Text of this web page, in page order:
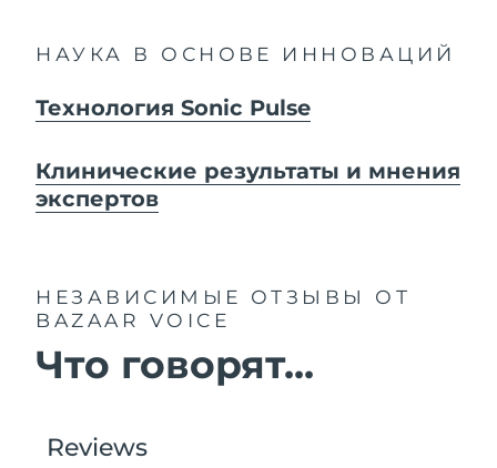
НАУКА В ОСНОВЕ ИННОВАЦИЙ
Технология Sonic Pulse
Клинические результаты и мнения
экспертов
НЕЗАВИСИМЫЕ ОТЗЫВЫ
ОТ
BAZAAR VOICE
Что говорят...